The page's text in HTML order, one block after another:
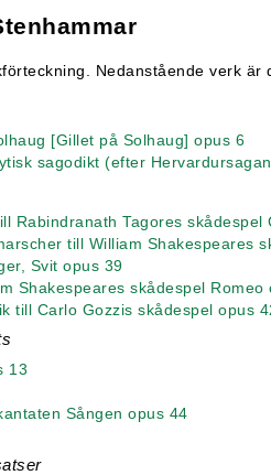
Nedanstående verk är
[Gillet på Solhaug] opus 6
sagodikt (efter
Rabindranath Tagores skådespel
till William Shakespeares
Svit opus 39
Shakespeares skådespel Romeo
till Carlo Gozzis skådespel opus
13
Sången opus 44